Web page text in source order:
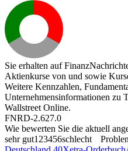
Sie erhalten auf
Aktienkurse von und sowie
Weitere Kennzahlen,
Unternehmensinformationen
Wallstreet Online.
FNRD-2.627.0
Wie bewerten Sie die aktuell
sehr gut1 23456schlecht